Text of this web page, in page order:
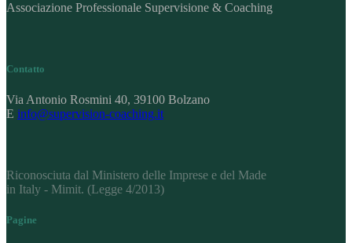
Associazione Professionale Supervisione & Coaching
Contatto
Via Antonio Rosmini 40, 39100 Bolzano
E info@supervision-coaching.it
Riconosciuta dal Ministero delle Imprese e del Made
in Italy - Mimit. (Legge 4/2013)
Pagine